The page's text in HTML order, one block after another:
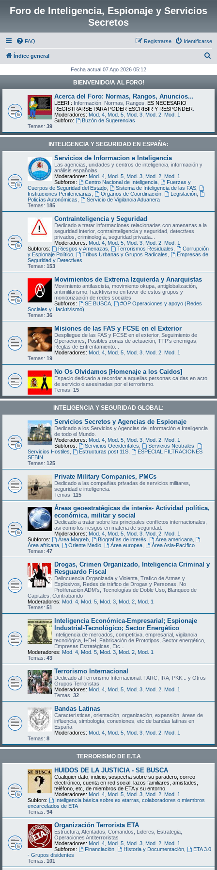
Foro de Inteligencia, Espionaje y Servicios
Secretos
FAQ Identificarse
Registrarse
Índice general
c
Fecha actual 07 Ago 2026 05:12
BIENVENIDO/A AL FORO!
Acerca del Foro: Normas, Rangos, Anuncios...
LEER!!: Información, Normas, Rangos, ES NECESARIO
REGISTRARSE PARA PODER ESCRIBIR Y RESPONDER
Moderadores: Mod. 4 Mod. 5 Mod. 3 Mod. 2 Mod. 1
Subforo:
Buzón de Sugerencias
Temas: 39
INTELIGENCIA Y SEGURIDAD EN ESPAÑA:
Servicios de Informacion e Inteligencia
Las agencias, unidades y centros de inteligencia, información y
análisis españolas
Moderadores: Mod. 4 Mod. 5 Mod. 3 Mod. 2 Mod. 1
Subforos:
Centro Nacional de Inteligencia,
Fuerzas y
Cuerpos de Seguridad del Estado
Sistema de Inteligencia de las FAS,
Instituciones Penitenciarias
Órganos de Coordinación, Legislación,
Policías Autonómicas
Servicio de Vigilancia Aduanera
Temas: 185
Contrainteligencia y Seguridad
Dedicado a tratar informaciones relacionadas con amenazas a la
seguridad interior, contrainteligencia y seguridad, detectives
privados, criminología, seguridad privada...
Moderadores: Mod. 4 Mod. 5 Mod. 3 Mod. 2 Mod. 1
Subforos:
Riesgos y Amenazas Terrorismos Residuales
Corrupción
y Espionaje Político
Tribus Urbanas y Grupos Radicales
Empresas de
Seguridad y Detectives
Temas: 153
Movimientos de Extrema Izquierda y Anarquistas
Movimiento antifascista, movimiento okupa, antiglobalización,
antimilitarismo, hacktivismo en favor de estos grupos y
monitorización de redes sociales.
Subforos:
SE BUSCA,
#OP Operaciones y apoyo (Redes
Sociales y Hacktivismo)
Temas: 36
Misiones de las FAS y FCSE en el Exterior
Despliegue de las FAS y FCSE en el exterior, Seguimiento de
Operaciones, Posibles zonas de actuación, TTP's enemigas,
Reglas de Enfrentamiento...
Moderadores: Mod. 4 Mod. 5 Mod. 3 Mod. 2 Mod. 1
Temas: 19
No Os Olvidamos [Homenaje a los Caidos]
Espacio dedicado a recordar a aquellas personas caídas en acto
de servicio o asesinadas por el terrorismo.
Temas: 15
INTELIGENCIA Y SEGURIDAD GLOBAL:
Servicios Secretos y Agencias de Espionaje
Dedicado a los Servicios y Agencias de Información e Inteligencia
de todo el Mundo.
Moderadores: Mod. 4 Mod. 5 Mod. 3 Mod. 2 Mod. 1
Subforos:
Servicios Occidentales Servicios Neutrales
Servicios Hostiles
Estructuras post 11S,
ESPECIAL FILTRACIONES
SEBIN
Temas: 125
Private Military Companies, PMCs
Dedicado a las compañias privadas de servicios militares,
seguridad e inteligencia.
Temas: 115
Áreas geoestratégicas de interés- Actividad política,
económica, militar y social
Dedicado a tratar sobre los principales conflictos internacionales,
asi como los riesgos en materia de seguridad.
Moderadores: Mod. 4 Mod. 5 Mod. 3 Mod. 2 Mod. 1
Subforos:
Área Magreb, Biografías de interés Área americana,
Área africana
Oriente Medio, Área europea,
Área Asia-Pacífico
Temas: 47
Drogas, Crimen Organizado, Inteligencia Criminal y
Resguardo Fiscal
Delincuencia Organizada y Violenta, Trafico de Armas y
Explosivos, Redes de tráfico de Drogas y Personas, No
Proliferación ADM's, Tecnologías de Doble Uso, Blanqueo de
Capitales, Contrabando
Moderadores: Mod. 4 Mod. 5 Mod. 3 Mod. 2 Mod. 1
Temas: 51
Inteligencia Económica-Empresarial; Espionaje
Industrial-Tecnológico; Sector Energético
Inteligencia de mercados, competitiva, empresarial, vigilancia
tecnológica, I+D+I, Fabricación de Prototipos, Sector energético,
Empresas Estratégicas, Etc...
Moderadores: Mod. 4 Mod. 5 Mod. 3 Mod. 2 Mod. 1
Temas: 43
Terrorismo Internacional
Dedicado al Terrorismo Internacional. FARC, IRA, PKK... y Otros
Grupos Terroristas.
Moderadores: Mod. 4 Mod. 5 Mod. 3 Mod. 2 Mod. 1
Temas: 32
Bandas Latinas
Características, orientación, organización, expansión, áreas de
influencia, simbología, conexiones, etc de bandas latinas en
España.
Moderadores: Mod. 4 Mod. 5 Mod. 3 Mod. 2 Mod. 1
Temas: 8
TERRORISMO DE E.T.A
HUIDOS DE LA JUSTICIA - SE BUSCA
Cualquier dato, indicio, sospecha sobre su paradero; correo
electrónico, cuenta en red social; lazos familiares, amistades,
teléfono, etc, de miembros de ETA y su entorno.
Moderadores: Mod. 4 Mod. 5 Mod. 3 Mod. 2 Mod. 1
Subforo:
Inteligencia básica sobre ex etarras, colaboradores o miembros
encarcelados de ETA
Temas: 94
Organización Terrorista ETA
Estructura, Atentados, Comandos, Lideres, Estrategia,
Operaciones Antiterroristas
Moderadores: Mod. 4 Mod. 5 Mod. 3 Mod. 2 Mod. 1
Subforos:
Financiación, Historia y Documentación,
ETA 3.0
- Grupos disidentes
Temas: 101